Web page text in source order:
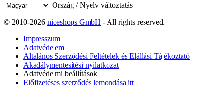
Ország / Nyelv változtatás
© 2010-2026 niceshops GmbH - All rights reserved.
Impresszum
Adatvédelem
Általános Szerződési Feltételek és Elállási Tájékoztató
Akadálymentesítési nyilatkozat
Adatvédelmi beállítások
Előfizetéses szerződés lemondása itt